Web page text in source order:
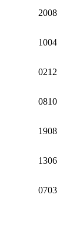
2008
1004
0212
0810
1908
1306
0703